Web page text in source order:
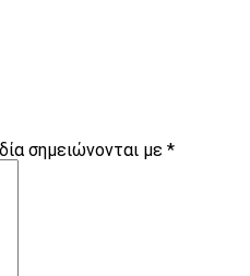
σημειώνονται με *